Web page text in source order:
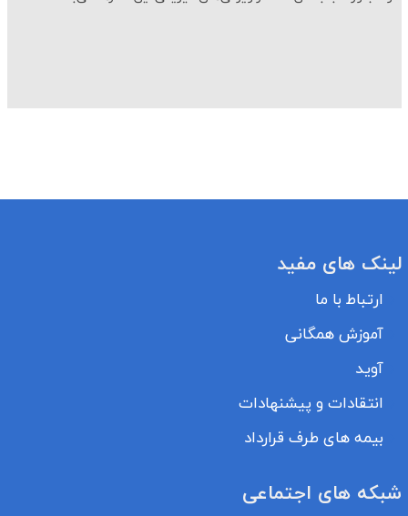
لینک های مفید
ارتباط با ما
آموزش همگانی
آوید
انتقادات و پیشنهادات
بیمه های طرف قرارداد
شبکه های اجتماعی